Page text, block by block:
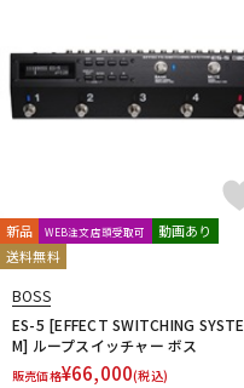
新品 WEB注文店頭受取可
動画あり
送料無料
BOSS
ES-5 [EFFECT SWITCHING SYSTE
M] ループスイッチャー ボス
販売価格¥66,000(税込)